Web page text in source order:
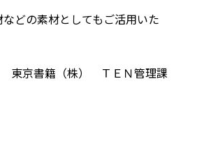
どの素材としてもご活用いた
東京書籍（株） ＴＥＮ管理課